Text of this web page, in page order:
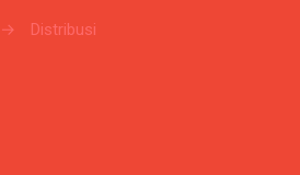
→ Distribusi